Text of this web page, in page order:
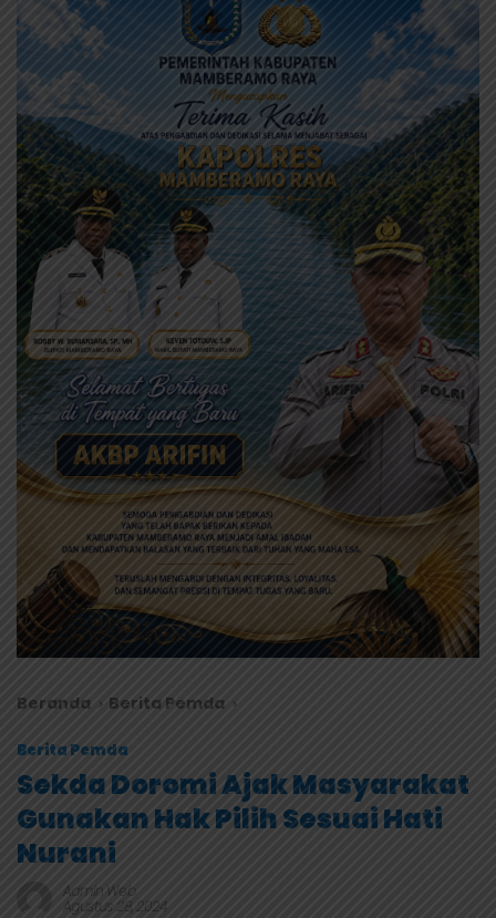
Beranda Berita Pemda
Berita Pemda
Sekda Doromi Ajak Masyarakat
Gunakan Hak Pilih Sesuai Hati
Nurani
Admin Web
Agustus 28, 2024